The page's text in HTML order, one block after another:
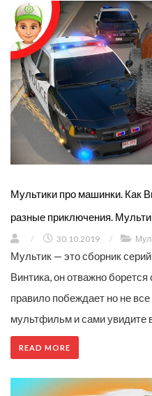
Мультики про машинки. Как
разные приключения.
/ 30.10.2019 /
Мультик — это сборник
Винтика, он отважно
правило побеждает но не
мультфильм и сами увидите
READ MORE